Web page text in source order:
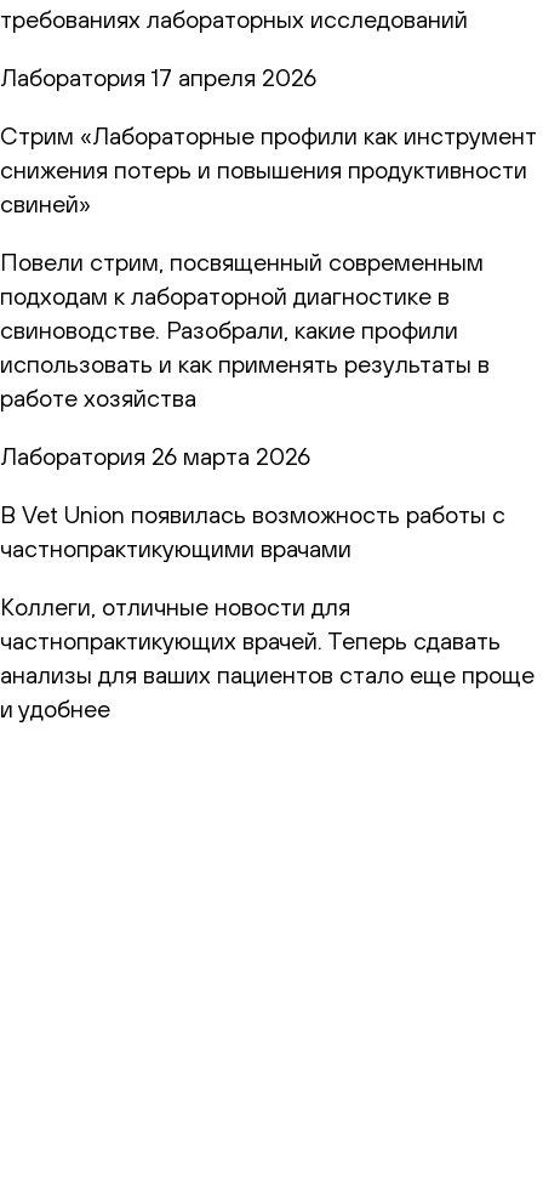
требованиях лабораторных исследований
Лаборатория 17 апреля 2026
Стрим «Лабораторные профили как инструмент
снижения потерь и повышения продуктивности
свиней»
Повели стрим, посвященный современным
подходам к лабораторной диагностике в
свиноводстве. Разобрали, какие профили
использовать и как применять результаты в
работе хозяйства
Лаборатория 26 марта 2026
В Vet Union появилась возможность работы с
частнопрактикующими врачами
Коллеги, отличные новости для
частнопрактикующих врачей. Теперь сдавать
анализы для ваших пациентов стало еще проще
и удобнее